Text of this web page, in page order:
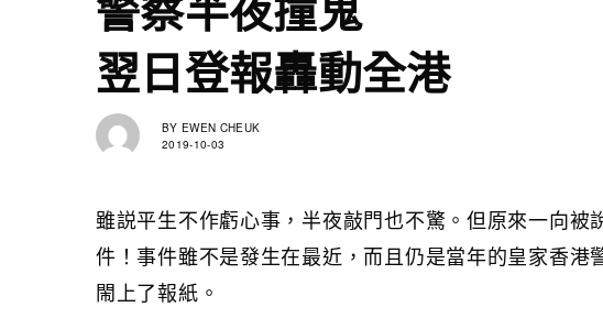
翌日登報轟動全港
BY EWEN CHEUK
2019-10-03
雖説平生不作虧心事，半夜敲門也不驚。但原來一向
件！事件雖不是發生在最近，而且仍是當年的皇家香
閙上了報紙。